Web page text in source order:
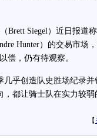
Siegel）近日报道
Hunter）的交易市场
偿，仍有待观察。
乎创造队史胜场纪录并
都让骑士队在实力较弱
【